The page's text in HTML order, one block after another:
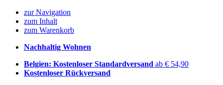
zur Navigation
zum Inhalt
zum Warenkorb
Nachhaltig Wohnen
Belgien: Kostenloser Standardversand ab € 54,90
Kostenloser Rückversand